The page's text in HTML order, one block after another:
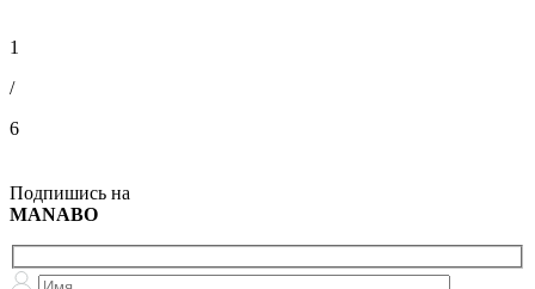
1
/
6
Подпишись на
MANABO